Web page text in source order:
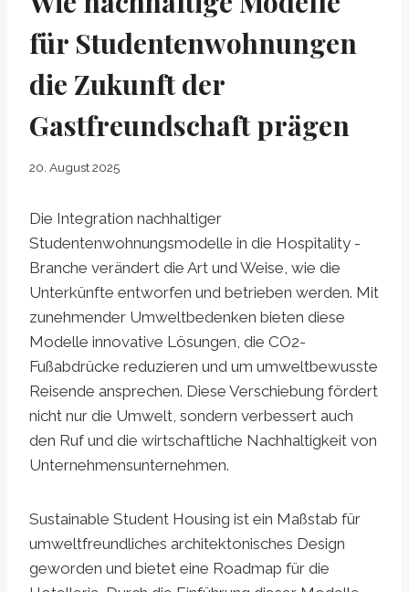
für Studentenwohnungen
die Zukunft der
Gastfreundschaft prägen
20. August 2025
Die Integration nachhaltiger
Studentenwohnungsmodelle in die Hospitality -
Branche verändert die Art und Weise, wie die
Unterkünfte entworfen und betrieben werden. Mit
zunehmender Umweltbedenken bieten diese
Modelle innovative Lösungen, die CO2-
Fußabdrücke reduzieren und um umweltbewusste
Reisende ansprechen. Diese Verschiebung fördert
nicht nur die Umwelt, sondern verbessert auch
den Ruf und die wirtschaftliche Nachhaltigkeit von
Unternehmensunternehmen.
Sustainable Student Housing ist ein Maßstab für
umweltfreundliches architektonisches Design
geworden und bietet eine Roadmap für die